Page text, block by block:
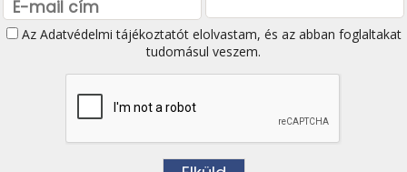
Az Adatvédelmi tájékoztatótelolvastam, és az abban foglaltakat
tudomásul veszem.